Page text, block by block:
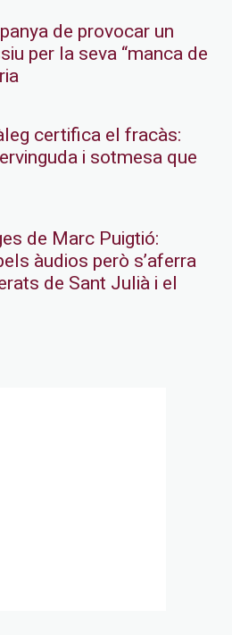
de provocar un
per la seva “manca de
certifica el fracàs:
i sotmesa que
de Marc Puigtió:
àudios però s’aferra
de Sant Julià i el